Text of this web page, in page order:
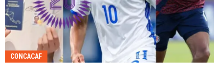
CONCACAF